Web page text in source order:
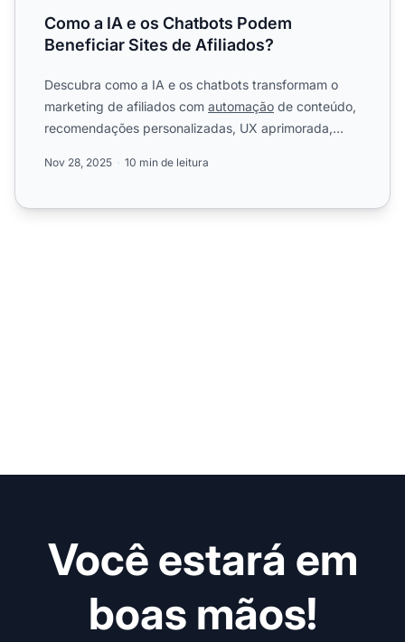
Como a IA e os Chatbots Podem
Beneficiar Sites de Afiliados?
Descubra como a IA e os chatbots transformam o
marketing de afiliados com automação de conteúdo,
recomendações personalizadas, UX aprimorada,
Nov 28, 2025 10 min de leitura
Você estará em
boas mãos!